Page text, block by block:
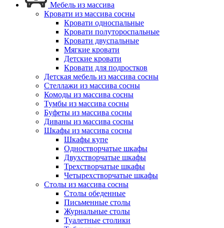
Мебель из массива
Кровати из массива сосны
Кровати односпальные
Кровати полутороспальные
Кровати двуспальные
Мягкие кровати
Детские кровати
Кровати для подростков
Детская мебель из массива сосны
Стеллажи из массива сосны
Комоды из массива сосны
Тумбы из массива сосны
Буфеты из массива сосны
Диваны из массива сосны
Шкафы из массива сосны
Шкафы купе
Одностворчатые шкафы
Двухстворчатые шкафы
Трехстворчатые шкафы
Четырехстворчатые шкафы
Столы из массива сосны
Столы обеденные
Письменные столы
Журнальные столы
Туалетные столики